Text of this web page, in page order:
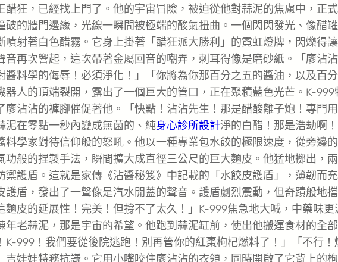
狂，已經找上門了。他的宇宙冒險，被迫從他對蒜泥的焦慮中，正
的牆門邊緣，光線一瞬間被極端的酸氣扭曲。一個閃閃發光、像醋
射著白色醋霧。它身上掛著「醋狂派大勝利」的霓虹燈牌，閃爍得
音再次響起，這次帶著金屬回音的嘲弄，刺耳得像是磨砂紙。「廖沾
醬料學的侮辱！必須淨化！」「你將為你那百分之五的醬油，以及百
人的頂端裂開，露出了一個巨大的管口，正在聚積藍色光芒。K-999
沾沾的褲腳催促著他。「快點！沾沾先生！那是醋酸離子炮！專門
泥在零點一秒內變成無菌的、純身心診所設計淨的白醋！那是浩劫啊
料學家對待信仰般的怒吼。他以一種專業包水餃的極限速度，從旁邊
般的捏製手法，瞬間擴大成直徑三公尺的巨大麵皮。他猛地擲出，
護盾。這就是家傳《沾醬秘笈》中記載的「水餃皮護盾」，薄韌而
盾，發出了一聲像是汽水開蓋的聲音。護盾劇烈震動，但奇蹟般地
皮的延展性！完美！但撐不了太久！」K-999焦急地大喊，中藥味更
老蒜泥，那是宇宙的希望。他跑到蒜泥缸前，使出他搬運食材的全
999！我們要從後院逃跑！別再管你的紅棗枸杞燃料了！」「不行！
娃娃特務抗議。它用小嘴咬住廖沾沾的衣領，同時開啟了它背上的